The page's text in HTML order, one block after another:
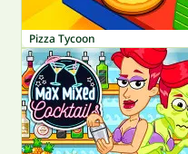
Pizza Tycoon